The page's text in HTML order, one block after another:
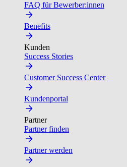
FAQ für Bewerber:innen
Benefits
Kunden
Success Stories
Customer Success Center
Kundenportal
Partner
Partner finden
Partner werden